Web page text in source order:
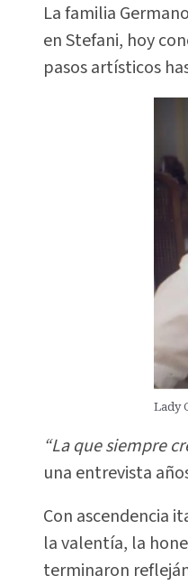
La familia
en Stefani, hoy
pasos artísticos
Lady
“La que siempre
una entrevista
Con ascendencia
la valentía, la
terminaron